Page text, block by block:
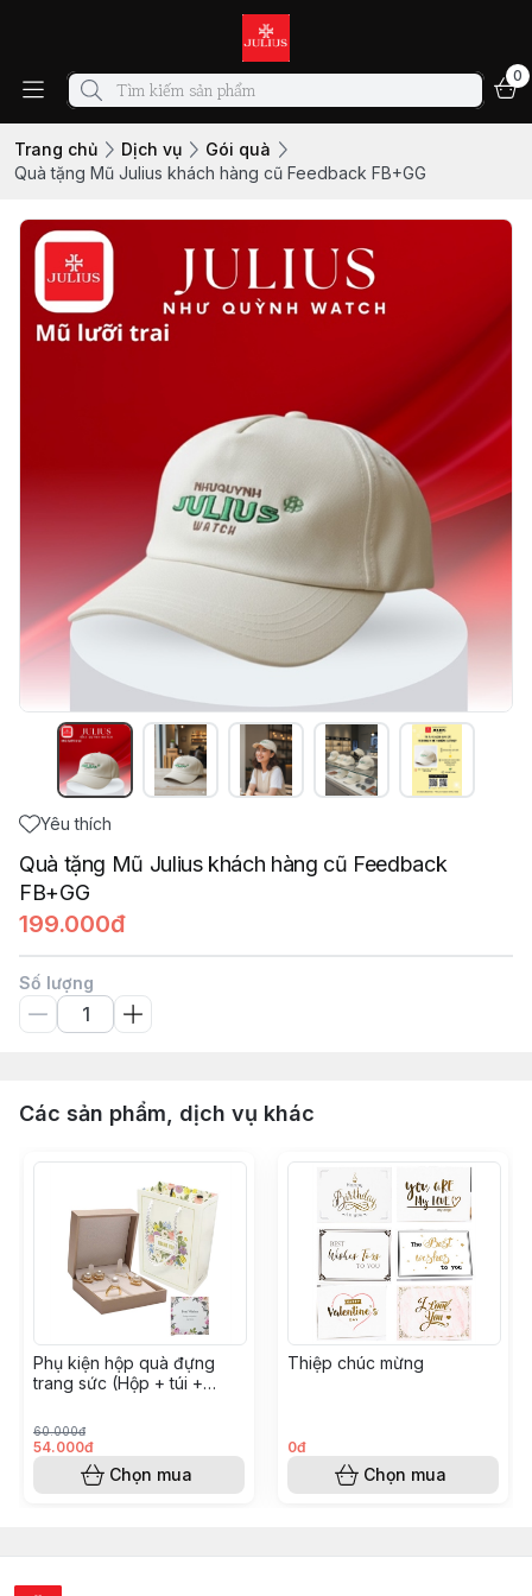
0
Trang chủ Dịch vụ
Gói quà
Quà tặng Mũ Julius khách hàng cũ Feedback FB+GG
Yêu thích
Quà tặng Mũ Julius khách hàng cũ Feedback
FB+GG
199.000đ
Số lượng
Các sản phẩm, dịch vụ khác
Phụ kiện hộp quà đựng
trang sức (Hộp + túi +
60.000đ
54.000đ
Chọn mua
Thiệp chúc mừng
0đ
Chọn mua